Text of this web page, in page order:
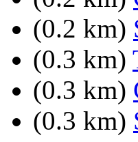
(0.2 km)
(0.3 km)
(0.3 km)
(0.3 km)